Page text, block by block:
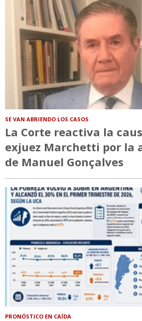
SE VAN ABRIENDO LOS CASOS
La Corte reactiva la
exjuez Marchetti por la
de Manuel Gonçalves
PRONÓSTICO EN CAÍDA